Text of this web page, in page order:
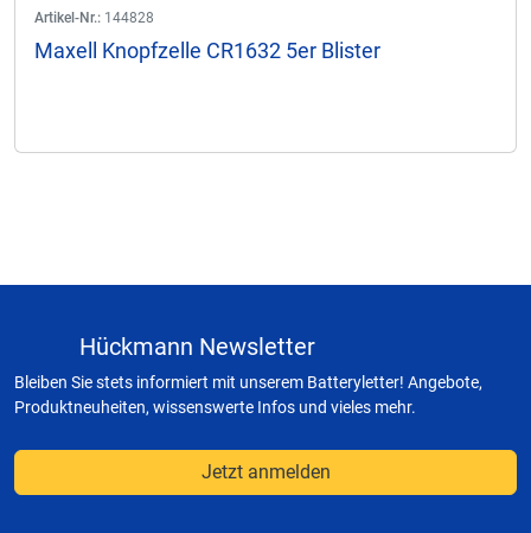
Artikel-Nr.: 144828
Maxell Knopfzelle CR1632 5er Blister
Hückmann Newsletter
Bleiben Sie stets informiert mit unserem Batteryletter! Angebote,
Produktneuheiten, wissenswerte Infos und vieles mehr.
Jetzt anmelden